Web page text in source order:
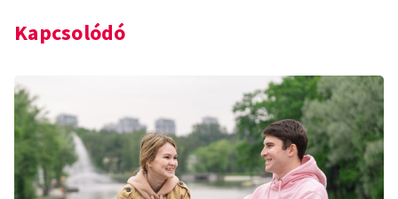
Kapcsolódó